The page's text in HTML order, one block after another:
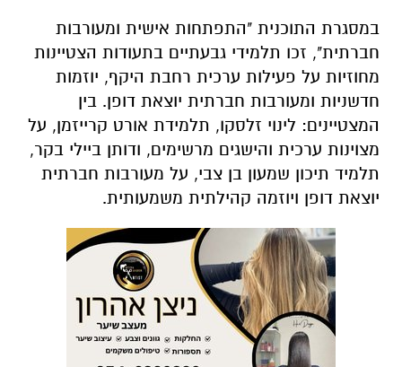
במסגרת התוכנית "התפתחות אישית ומעורבות
חברתית", זכו תלמידי גבעתיים בתעודות הצטיינות
מחוזיות על פעילות ערכית רחבת היקף, יוזמות
חדשניות ומעורבות חברתית יוצאת דופן. בין
המצטיינים: לינוי זלסקו, תלמידת אורט קרייזמן, על
מצוינות ערכית והישגים מרשימים, ודותן ביילי בקר,
תלמיד תיכון שמעון בן צבי, על מעורבות חברתית
יוצאת דופן ויוזמה קהילתית משמעותית.